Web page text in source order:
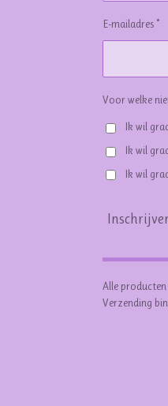
E-mailadres *
Voor welke
Ik wil
Ik wil
Ik wil
Alle
Verzending